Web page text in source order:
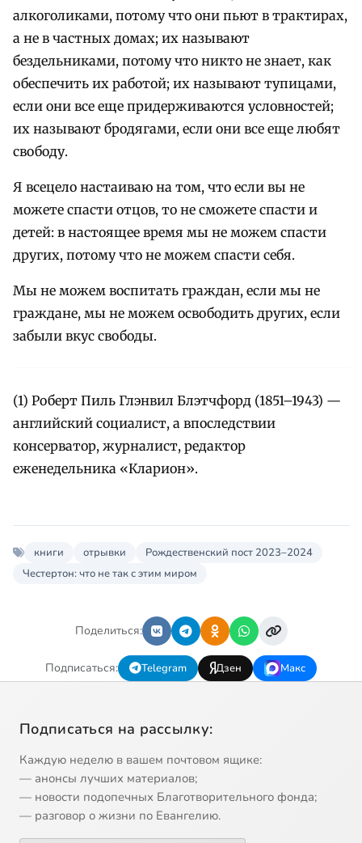
алкоголиками, потому что они пьют в трактирах,
а не в частных домах; их называют
бездельниками, потому что никто не знает, как
обеспечить их работой; их называют тупицами,
если они все еще придерживаются условностей;
их называют бродягами, если они все еще любят
свободу.
Я всецело настаиваю на том, что если вы не
можете спасти отцов, то не сможете спасти и
детей: в настоящее время мы не можем спасти
других, потому что не можем спасти себя.
Мы не можем воспитать граждан, если мы не
граждане, мы не можем освободить других, если
забыли вкус свободы.
(1) Роберт Пиль Глэнвил Блэтчфорд (1851–1943) —
английский социалист, а впоследствии
консерватор, журналист, редактор
еженедельника «Кларион».
книги отрывки
Рождественский пост 2023–2024
Честертон: что не так с этим миром
Поделиться:
Подписаться: Telegram Дзен Макс
Подписаться на рассылку:
Каждую неделю в вашем почтовом ящике:
— анонсы лучших материалов;
— новости подопечных Благотворительного фонда;
— разговор о жизни по Евангелию.